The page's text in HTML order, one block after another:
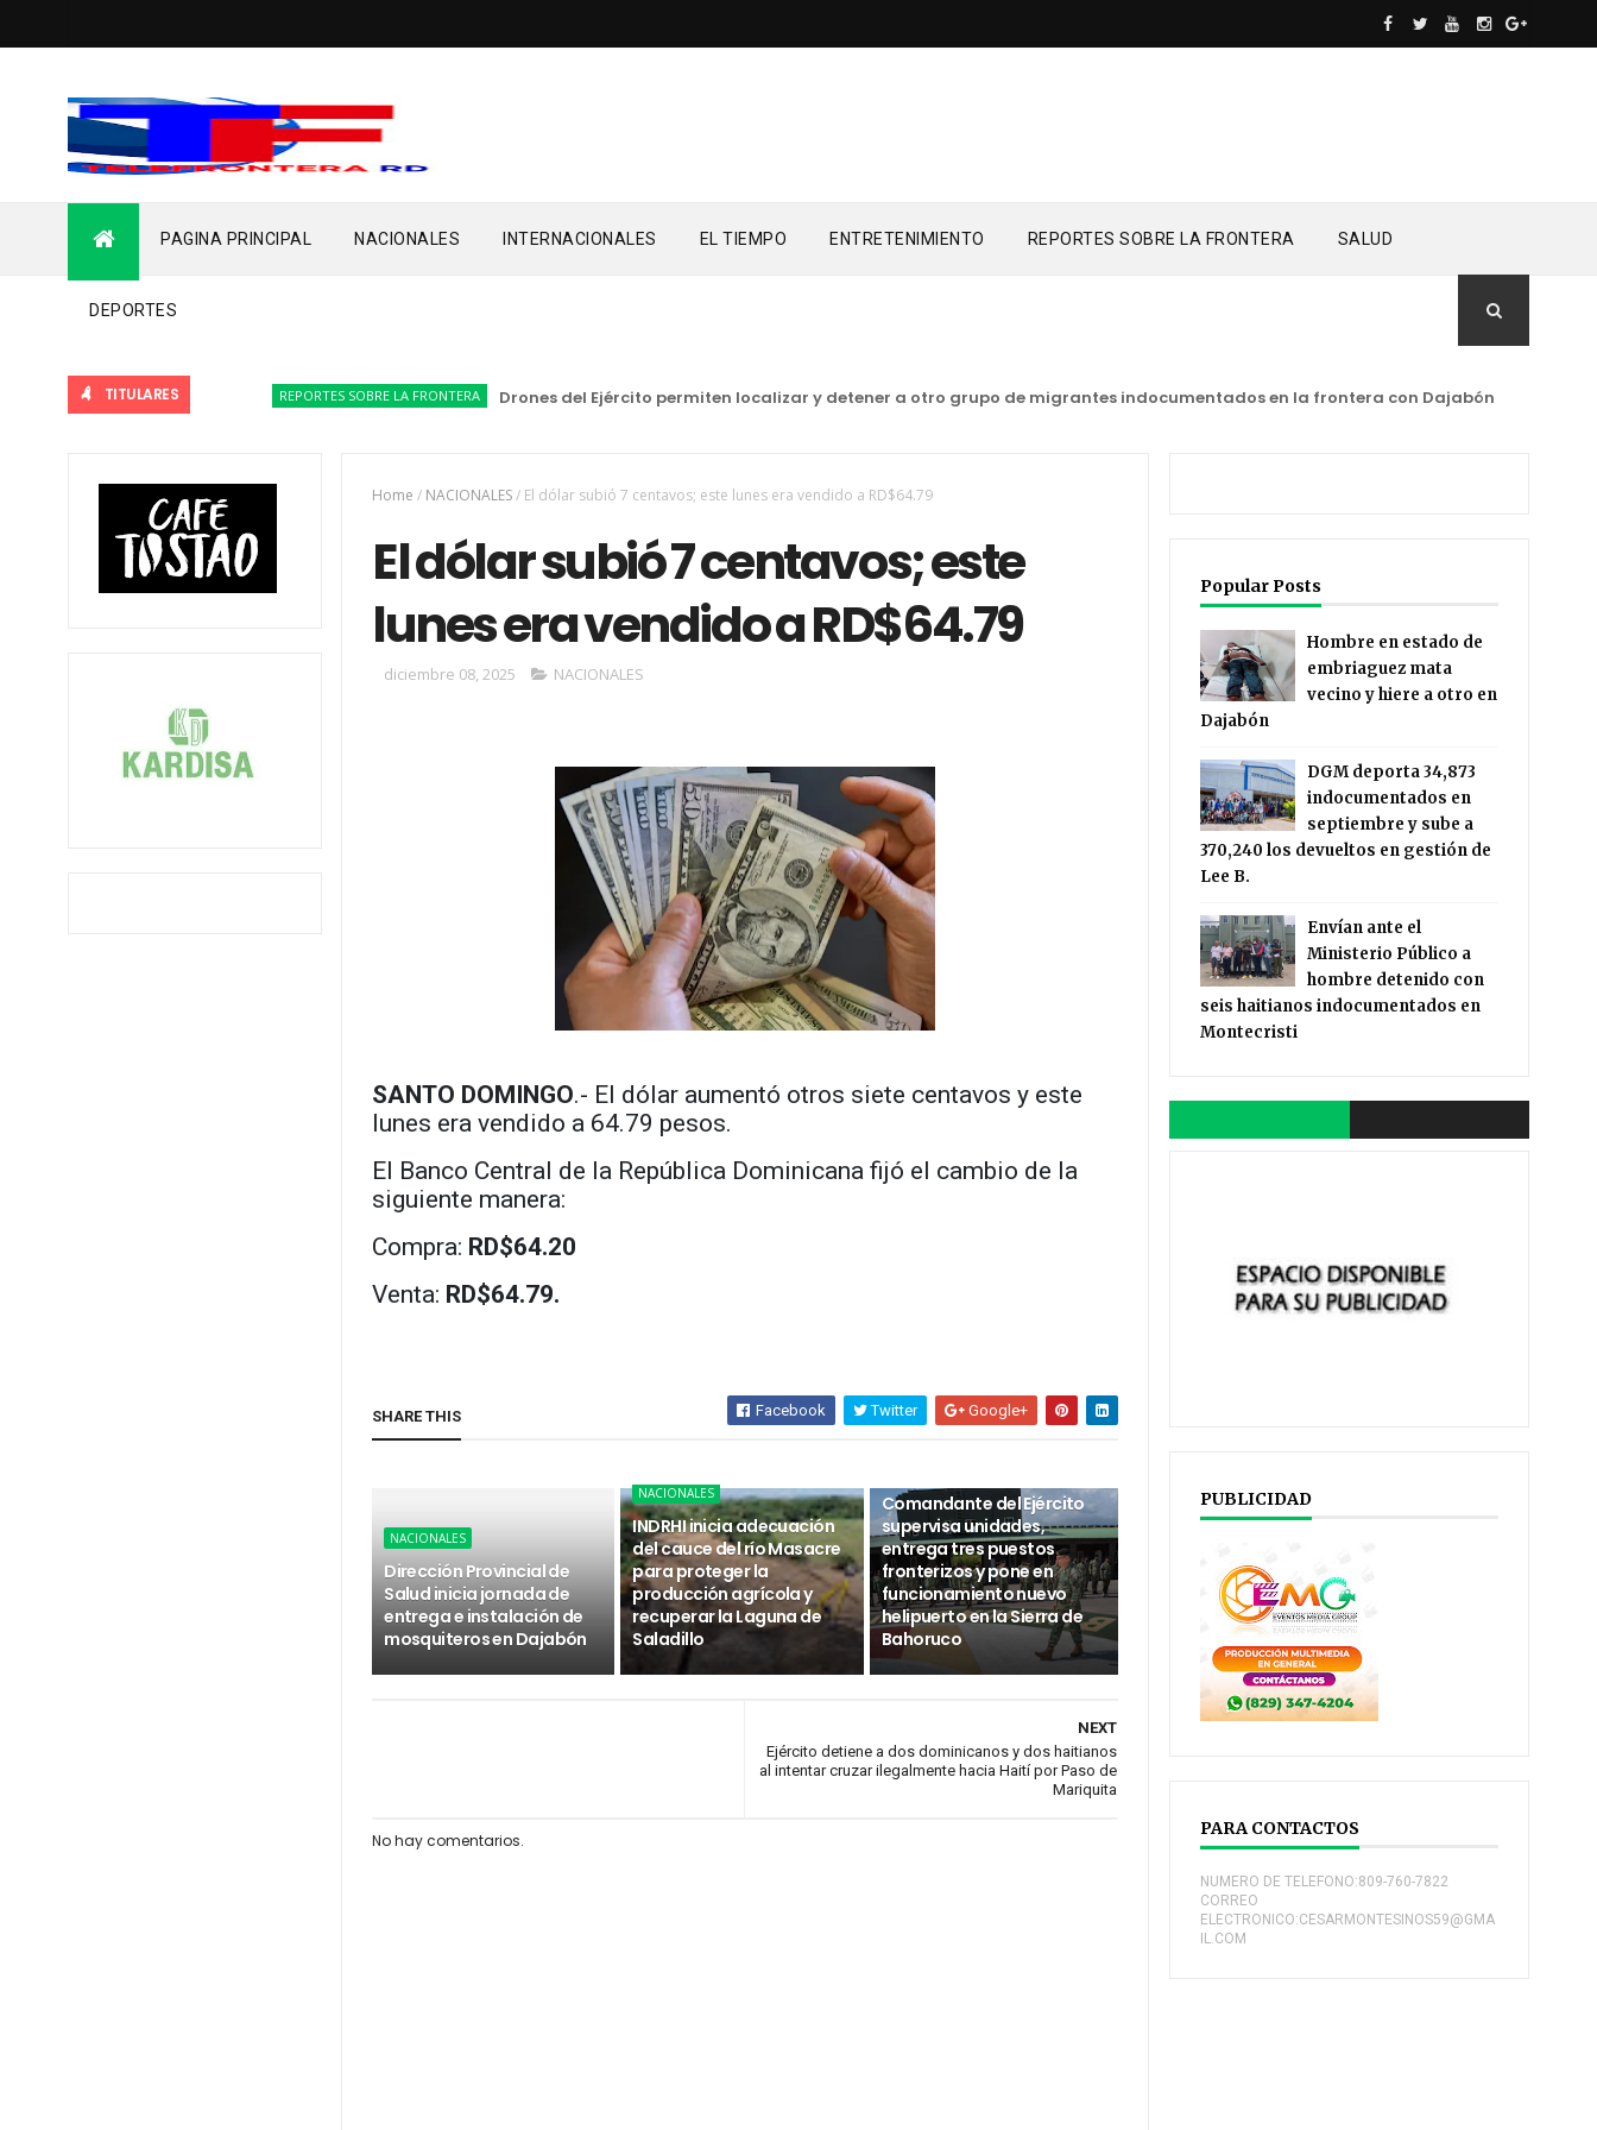
PAGINA PRINCIPAL NACIONALES INTERNACIONALES EL TIEMPO ENTRETENIMIENTO REPORTES SOBRE LA FRONTERA SALUD
DEPORTES
TITULARES REPORTES SOBRE LA FRONTERA Drones del Ejército permiten localizar y detener a otro grupo de migrantes indocumentados en la frontera con Dajabón
Home / NACIONALES/ El dólar subió 7 centavos; este lunes era vendido a RD$64.79
El dólar subió 7 centavos; este
lunes era vendido a RD$64.79
diciembre 08, 2025 NACIONALES
SANTO DOMINGO.- El dólar aumentó otros siete centavos y este
lunes era vendido a 64.79 pesos.
El Banco Central de la República Dominicana fijó el cambio de la
siguiente manera:
Compra: RD$64.20
Venta: RD$64.79.
SHARE THIS Facebook Twitter Google+
NACIONALES
Dirección Provincial de
Salud inicia jornada de
entrega e instalación de
mosquiteros en Dajabón
NACIONALES
INDRHI inicia adecuación
del cauce del río Masacre
para proteger la
producción agrícola y
recuperar la Laguna de
Saladillo
Comandante del Ejército
supervisa unidades,
entrega tres puestos
fronterizos y pone en
funcionamiento nuevo
helipuerto en la Sierra de
Bahoruco
NEXT
Ejército detiene a dos dominicanos y dos haitianos
al intentar cruzar ilegalmente hacia Haití por Paso de
Mariquita
No hay comentarios.
Popular Posts
Hombre en estado de
embriaguez mata
vecino y hiere a otro en
Dajabón
DGM deporta 34,873
indocumentados en
septiembre y sube a
370,240 los devueltos en gestión de
Lee B.
Envían ante el
Ministerio Público a
hombre detenido con
seis haitianos indocumentados en
Montecristi
PUBLICIDAD
PARA CONTACTOS
NUMERO DE TELEFONO:809-760-7822
CORREO
ELECTRONICO:CESARMONTESINOS59@GMA
IL.COM